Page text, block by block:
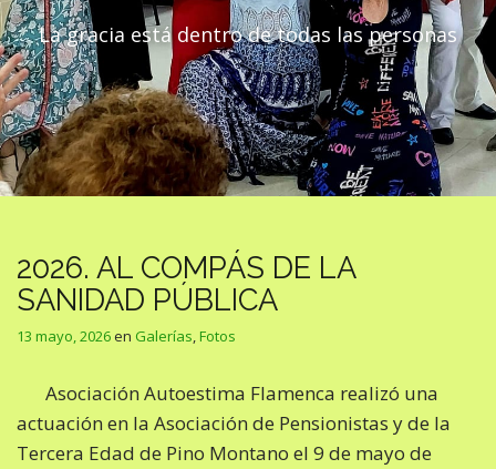
La gracia está dentro de todas las personas
2026. AL COMPÁS DE LA
SANIDAD PÚBLICA
13 mayo, 2026en Galerías,Fotos
Asociación Autoestima Flamenca realizó una
actuación en la Asociación de Pensionistas y de la
Tercera Edad de Pino Montano el 9 de mayo de